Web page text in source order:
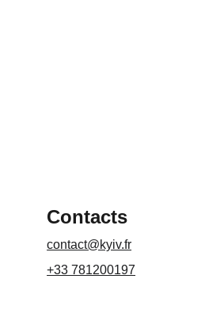
Contacts
contact@kyiv.fr
+33 781200197